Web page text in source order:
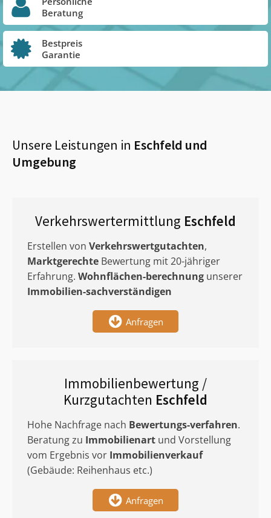
Beratung
Bestpreis
Garantie
Unsere Leistungen in Eschfeld und
Umgebung
Verkehrswertermittlung Eschfeld
Erstellen von Verkehrswertgutachten,
Marktgerechte Bewertung mit 20-jähriger
Erfahrung. Wohnflächen-berechnung unserer
Immobilien-sachverständigen
Anfragen
Immobilienbewertung /
Kurzgutachten Eschfeld
Hohe Nachfrage nach Bewertungs-verfahren.
Beratung zu Immobilienart und Vorstellung
vom Ergebnis vor Immobilienverkauf
(Gebäude: Reihenhaus etc.)
Anfragen